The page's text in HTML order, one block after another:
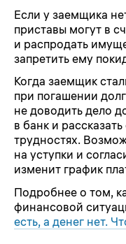
Если у заемщика
приставы могут в
и распродать
запретить ему
Когда заемщик
при погашении
не доводить дело
в банк и
трудностях.
на уступки и
изменит график
Подробнее о том,
финансовой
есть, а денег нет.